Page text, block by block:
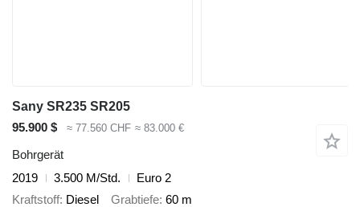
Sany SR235 SR205
95.900 $
≈ 77.560 CHF ≈ 83.000 €
Bohrgerät
2019
3.500 M/Std.
Euro 2
Kraftstoff Diesel Grabtiefe 60 m